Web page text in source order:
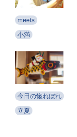
meets
小満
今日の惚れぼれ
立夏